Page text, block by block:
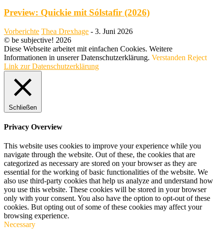
Preview: Quickie mit Sólstafir (2026)
Vorberichte Thea Drexhage - 3. Juni 2026
© be subjective! 2026
Diese Webseite arbeitet mit einfachen Cookies. Weitere
Informationen in unserer Datenschutzerklärung. Verstanden Reject
Link zur Datenschutzerklärung
Schließen
Privacy Overview
This website uses cookies to improve your experience while you
navigate through the website. Out of these, the cookies that are
categorized as necessary are stored on your browser as they are
essential for the working of basic functionalities of the website. We
also use third-party cookies that help us analyze and understand how
you use this website. These cookies will be stored in your browser
only with your consent. You also have the option to opt-out of these
cookies. But opting out of some of these cookies may affect your
browsing experience.
Necessary